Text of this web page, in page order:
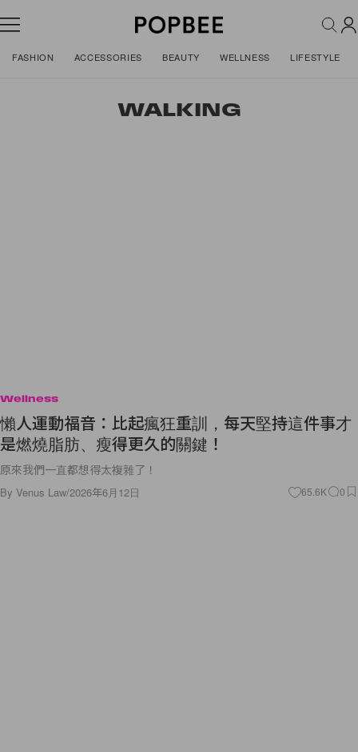
FASHION ACCESSORIES BEAUTY WELLNESS LIFESTYLE
WALKING
Wellness
懶人運動福音：比起瘋狂重訓，每天堅持這件事才
是燃燒脂肪、瘦得更久的關鍵！
原來我們一直都想得太複雜了！
By Venus Law/2026年6月12日 65.6K 0